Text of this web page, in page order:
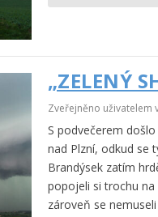
„ZELENÝ
Zveřejněno uživatelem
S podvečerem
nad Plzní, odkud se
Brandýsek zatím
popojeli si trochu
zároveň se